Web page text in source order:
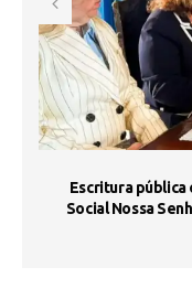
Escritura
Social Nossa